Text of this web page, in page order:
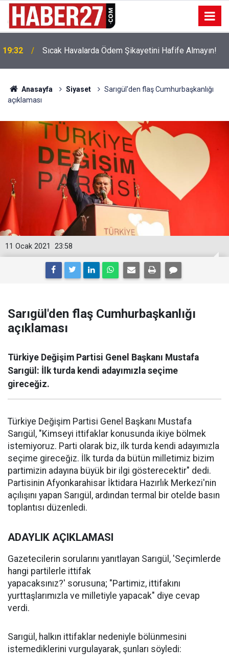
19:32 Sıcak Havalarda Ödem Şikayetini Hafife Almayın!
Anasayfa Siyaset
Sarıgül'den flaş Cumhurbaşkanlığı
açıklaması
23:58
11 Ocak 2021
Sarıgül'den flaş Cumhurbaşkanlığı
açıklaması
Türkiye Değişim Partisi Genel Başkanı Mustafa
Sarıgül: İlk turda kendi adayımızla seçime
gireceğiz.
Türkiye Değişim Partisi Genel Başkanı Mustafa
Sarıgül, "Kimseyi ittifaklar konusunda ikiye bölmek
istemiyoruz. Parti olarak biz, ilk turda kendi adayımızla
seçime gireceğiz. İlk turda da bütün milletimiz bizim
partimizin adayına büyük bir ilgi gösterecektir" dedi.
Partisinin Afyonkarahisar İktidara Hazırlık Merkezi'nin
açılışını yapan Sarıgül, ardından termal bir otelde basın
toplantısı düzenledi.
ADAYLIK AÇIKLAMASI
Gazetecilerin sorularını yanıtlayan Sarıgül, 'Seçimlerde
hangi partilerle ittifak
yapacaksınız?' sorusuna; "Partimiz, ittifakını
yurttaşlarımızla ve milletiyle yapacak" diye cevap
verdi.
Sarıgül, halkın ittifaklar nedeniyle bölünmesini
istemediklerini vurgulayarak, şunları söyledi: